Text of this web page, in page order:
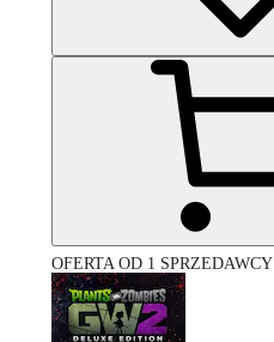
OFERTA OD 1 SPRZEDAWCY